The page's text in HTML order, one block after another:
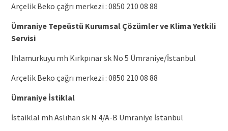
Arçelik Beko çağrı merkezi : 0850 210 08 88
Ümraniye Tepeüstü Kurumsal Çözümler ve Klima Yetkili
Servisi
Ihlamurkuyu mh Kırkpınar sk No 5 Ümraniye/İstanbul
Arçelik Beko çağrı merkezi : 0850 210 08 88
Ümraniye İstiklal
İstaiklal mh Aslıhan sk N 4/A-B Ümraniye İstanbul